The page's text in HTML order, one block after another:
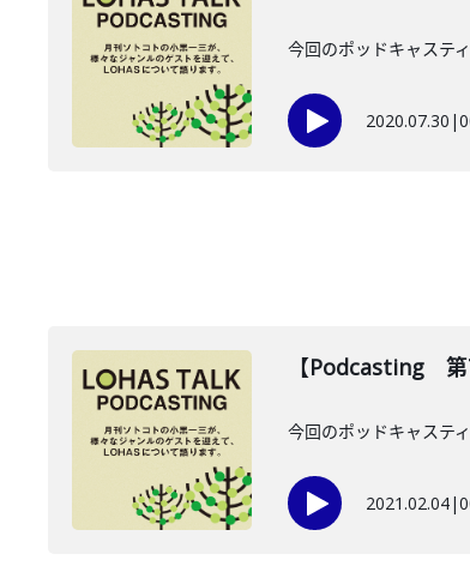
今回のポッドキャステ
2020.07.30 |
【Podcasting 第
今回のポッドキャステ
2021.02.04|